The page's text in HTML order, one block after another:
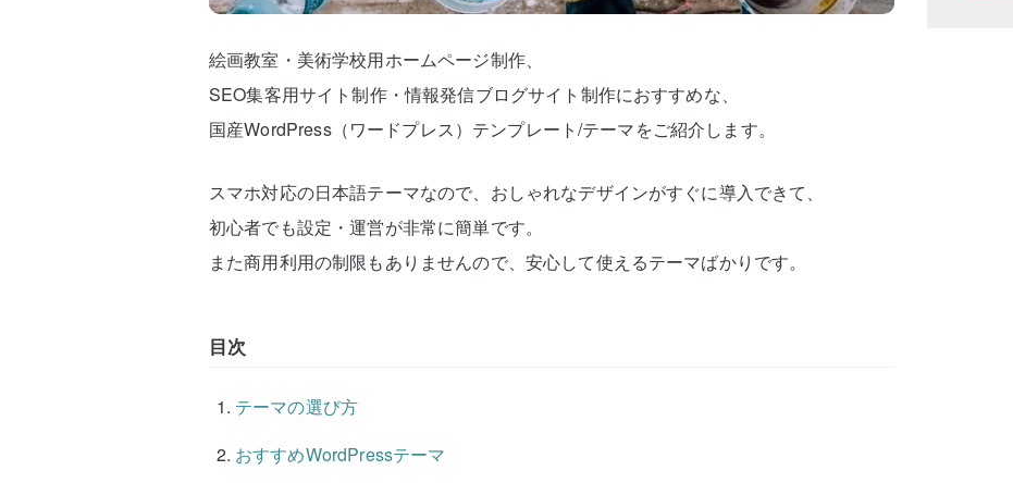
絵画教室・美術学校用ホームページ制作、
SEO集客用サイト制作・情報発信ブログサイト制作におすすめな、
国産WordPress（ワードプレス）テンプレート/テーマをご紹介します。
スマホ対応の日本語テーマなので、おしゃれなデザインがすぐに導入できて、
初心者でも設定・運営が非常に簡単です。
また商用利用の制限もありませんので、安心して使えるテーマばかりです。
目次
テーマの選び方
おすすめWordPressテーマ